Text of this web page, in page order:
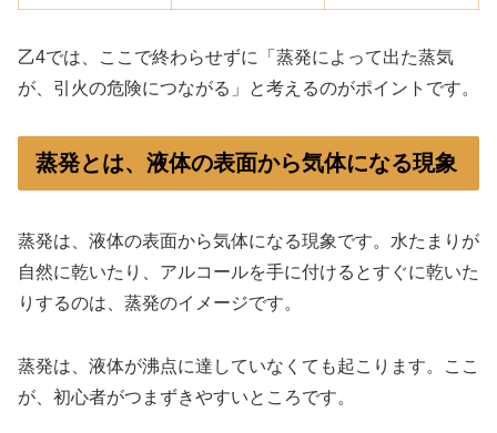
乙4では、ここで終わらせずに「蒸発によって出た蒸気
が、引火の危険につながる」と考えるのがポイントです。
蒸発とは、液体の表面から気体になる現象
蒸発は、液体の表面から気体になる現象です。水たまりが
自然に乾いたり、アルコールを手に付けるとすぐに乾いた
りするのは、蒸発のイメージです。
蒸発は、液体が沸点に達していなくても起こります。ここ
が、初心者がつまずきやすいところです。